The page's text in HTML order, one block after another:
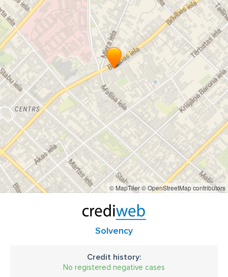
© MapTiler© OpenStreetMap contributors
Solvency
Credit history:
No registered negative cases